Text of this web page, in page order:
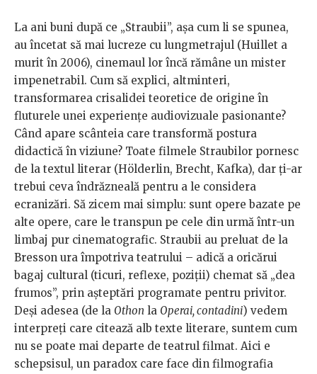
La ani buni după ce „Straubii”, așa cum li se spunea,
au încetat să mai lucreze cu lungmetrajul (Huillet a
murit în 2006), cinemaul lor încă rămâne un mister
impenetrabil. Cum să explici, altminteri,
transformarea crisalidei teoretice de origine în
fluturele unei experiențe audiovizuale pasionante?
Când apare scânteia care transformă postura
didactică în viziune? Toate filmele Straubilor pornesc
de la textul literar (Hölderlin, Brecht, Kafka), dar ți-ar
trebui ceva îndrăzneală pentru a le considera
ecranizări. Să zicem mai simplu: sunt opere bazate pe
alte opere, care le transpun pe cele din urmă într-un
limbaj pur cinematografic. Straubii au preluat de la
Bresson ura împotriva teatrului – adică a oricărui
bagaj cultural (ticuri, reflexe, poziții) chemat să „dea
frumos”, prin așteptări programate pentru privitor.
Deși adesea (de la Othon la Operai, contadini) vedem
interpreți care citează alb texte literare, suntem cum
nu se poate mai departe de teatrul filmat. Aici e
schepsisul, un paradox care face din filmografia